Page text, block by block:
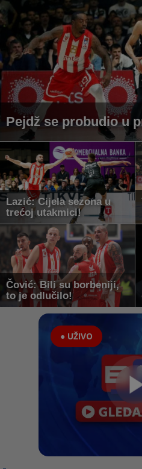
Pejdž se probudio u
Lazić: Cijela sezona u
trećoj utakmici!
Čović: Bili su borbeniji,
to je odlučilo!
● UŽIVO